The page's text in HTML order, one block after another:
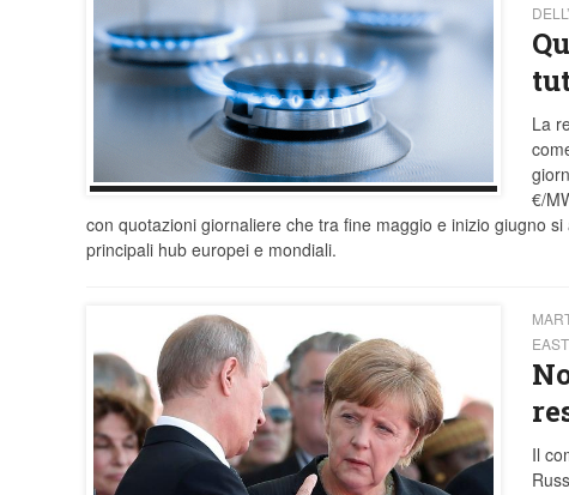
La
€/
con quotazioni giornaliere che tra fine maggio e inizio giugno
principali hub europei e mondiali.
Il